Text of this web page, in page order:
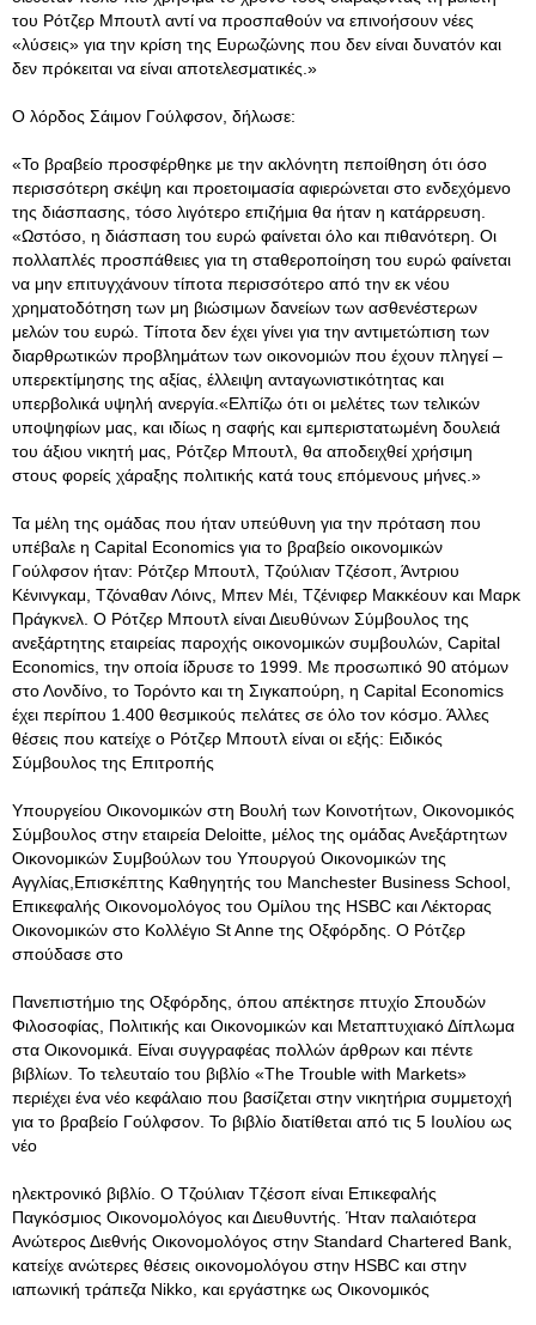
του Ρότζερ Μπουτλ αντί να προσπαθούν να επινοήσουν νέες
«λύσεις» για την κρίση της Ευρωζώνης που δεν είναι δυνατόν και
δεν πρόκειται να είναι αποτελεσματικές.»
Ο λόρδος Σάιμον Γούλφσον, δήλωσε:
«Το βραβείο προσφέρθηκε με την ακλόνητη πεποίθηση ότι όσο
περισσότερη σκέψη και προετοιμασία αφιερώνεται στο ενδεχόμενο
της διάσπασης, τόσο λιγότερο επιζήμια θα ήταν η κατάρρευση.
«Ωστόσο, η διάσπαση του ευρώ φαίνεται όλο και πιθανότερη. Οι
πολλαπλές προσπάθειες για τη σταθεροποίηση του ευρώ φαίνεται
να μην επιτυγχάνουν τίποτα περισσότερο από την εκ νέου
χρηματοδότηση των μη βιώσιμων δανείων των ασθενέστερων
μελών του ευρώ. Τίποτα δεν έχει γίνει για την αντιμετώπιση των
διαρθρωτικών προβλημάτων των οικονομιών που έχουν πληγεί –
υπερεκτίμησης της αξίας, έλλειψη ανταγωνιστικότητας και
υπερβολικά υψηλή ανεργία.«Ελπίζω ότι οι μελέτες των τελικών
υποψηφίων μας, και ιδίως η σαφής και εμπεριστατωμένη δουλειά
του άξιου νικητή μας, Ρότζερ Μπουτλ, θα αποδειχθεί χρήσιμη
στους φορείς χάραξης πολιτικής κατά τους επόμενους μήνες.»
Τα μέλη της ομάδας που ήταν υπεύθυνη για την πρόταση που
υπέβαλε η Capital Economics για το βραβείο οικονομικών
Γούλφσον ήταν: Ρότζερ Μπουτλ, Τζούλιαν Τζέσοπ, Άντριου
Κένινγκαμ, Τζόναθαν Λόινς, Μπεν Μέι, Τζένιφερ Μακκέουν και Μαρκ
Πράγκνελ. Ο Ρότζερ Μπουτλ είναι Διευθύνων Σύμβουλος της
ανεξάρτητης εταιρείας παροχής οικονομικών συμβουλών, Capital
Economics, την οποία ίδρυσε το 1999. Με προσωπικό 90 ατόμων
στο Λονδίνο, το Τορόντο και τη Σιγκαπούρη, η Capital Economics
έχει περίπου 1.400 θεσμικούς πελάτες σε όλο τον κόσμο. Άλλες
θέσεις που κατείχε ο Ρότζερ Μπουτλ είναι οι εξής: Ειδικός
Σύμβουλος της Επιτροπής
Υπουργείου Οικονομικών στη Βουλή των Κοινοτήτων, Οικονομικός
Σύμβουλος στην εταιρεία Deloitte, μέλος της ομάδας Ανεξάρτητων
Οικονομικών Συμβούλων του Υπουργού Οικονομικών της
Αγγλίας,Επισκέπτης Καθηγητής του Manchester Business School,
Επικεφαλής Οικονομολόγος του Ομίλου της HSBC και Λέκτορας
Οικονομικών στο Κολλέγιο St Anne της Οξφόρδης. Ο Ρότζερ
σπούδασε στο
Πανεπιστήμιο της Οξφόρδης, όπου απέκτησε πτυχίο Σπουδών
Φιλοσοφίας, Πολιτικής και Οικονομικών και Μεταπτυχιακό Δίπλωμα
στα Οικονομικά. Είναι συγγραφέας πολλών άρθρων και πέντε
βιβλίων. Το τελευταίο του βιβλίο «The Trouble with Markets»
περιέχει ένα νέο κεφάλαιο που βασίζεται στην νικητήρια συμμετοχή
για το βραβείο Γούλφσον. Το βιβλίο διατίθεται από τις 5 Ιουλίου ως
νέο
ηλεκτρονικό βιβλίο. Ο Τζούλιαν Τζέσοπ είναι Επικεφαλής
Παγκόσμιος Οικονομολόγος και Διευθυντής. Ήταν παλαιότερα
Ανώτερος Διεθνής Οικονομολόγος στην Standard Chartered Bank,
κατείχε ανώτερες θέσεις οικονομολόγου στην HSBC και στην
ιαπωνική τράπεζα Nikko, και εργάστηκε ως Οικονομικός